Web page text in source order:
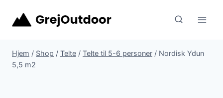
Hjem / Shop / Telte / Telte til 5-6 personer / Nordisk Ydun
5,5 m2